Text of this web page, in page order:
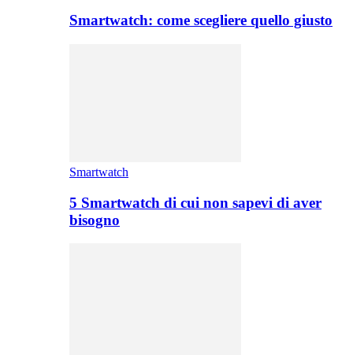
Smartwatch: come scegliere quello giusto
Smartwatch
5 Smartwatch di cui non sapevi di aver
bisogno